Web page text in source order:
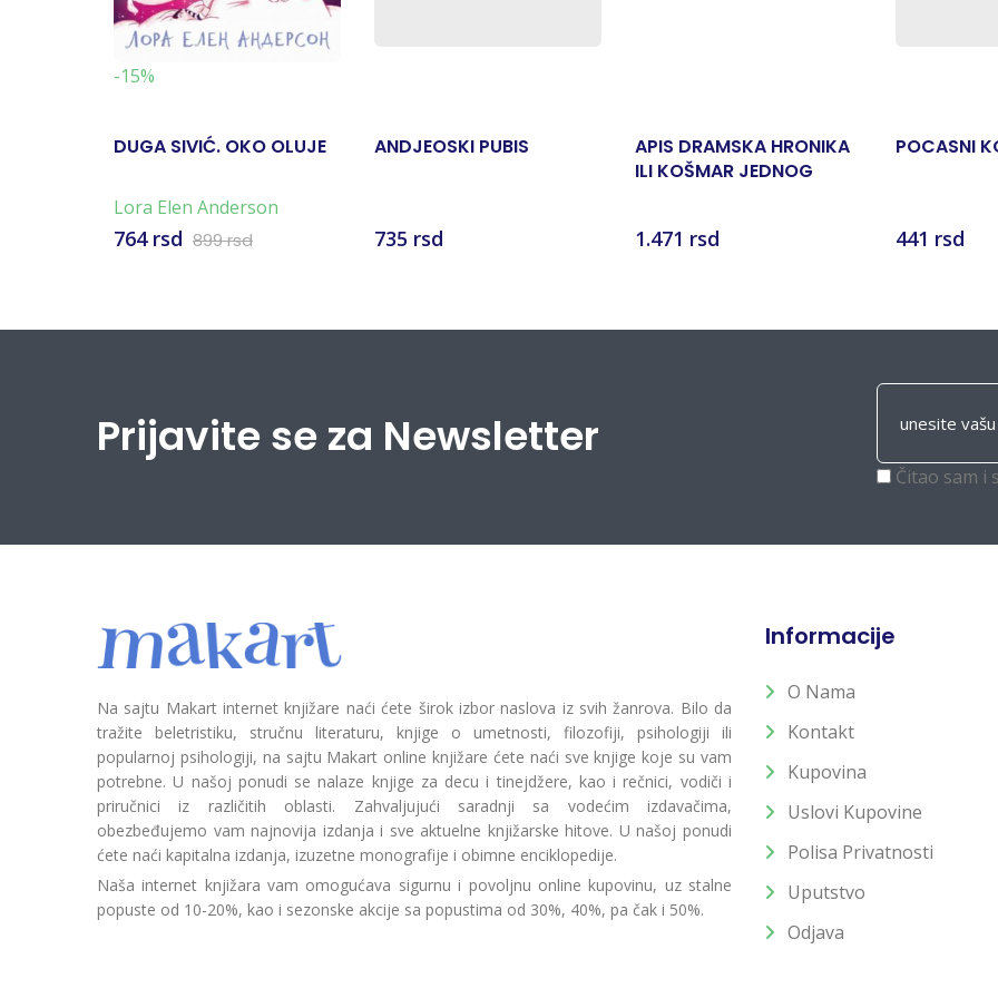
-15%
DUGA SIVIĆ. OKO OLUJE
Lora Elen Anderson
764 rsd 899 rsd
ANDJEOSKI PUBIS
735 rsd
APIS DRAMSKA HRONIKA
ILI KOŠMAR JEDNOG
1.471 rsd
POCASNI
441 rsd
Prijavite se za Newsletter
Čitao sam i
Na sajtu Makart internet knjižare naći ćete širok izbor naslova iz svih žanrova. Bilo da
tražite beletristiku, stručnu literaturu, knjige o umetnosti, filozofiji, psihologiji ili
popularnoj psihologiji, na sajtu Makart online knjižare ćete naći sve knjige koje su vam
potrebne. U našoj ponudi se nalaze knjige za decu i tinejdžere, kao i rečnici, vodiči i
priručnici iz različitih oblasti. Zahvaljujući saradnji sa vodećim izdavačima,
obezbeđujemo vam najnovija izdanja i sve aktuelne knjižarske hitove. U našoj ponudi
ćete naći kapitalna izdanja, izuzetne monografije i obimne enciklopedije.
Naša internet knjižara vam omogućava sigurnu i povoljnu online kupovinu, uz stalne
popuste od 10-20%, kao i sezonske akcije sa popustima od 30%, 40%, pa čak i 50%.
Informacije
O Nama
Kontakt
Kupovina
Uslovi Kupovine
Polisa Privatnosti
Uputstvo
Odjava